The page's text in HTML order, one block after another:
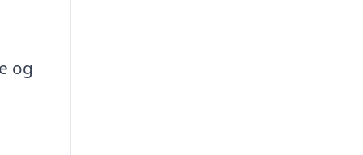
og